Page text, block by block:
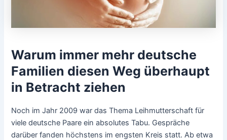
Warum immer mehr deutsche
Familien diesen Weg überhaupt
in Betracht ziehen
Noch im Jahr 2009 war das Thema Leihmutterschaft für
viele deutsche Paare ein absolutes Tabu. Gespräche
darüber fanden höchstens im engsten Kreis statt. Ab etwa